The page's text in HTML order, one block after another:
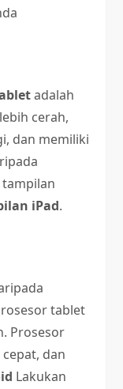
adalah
cerah,
dan memiliki
iPad.
tablet
Prosesor
dan
Lakukan